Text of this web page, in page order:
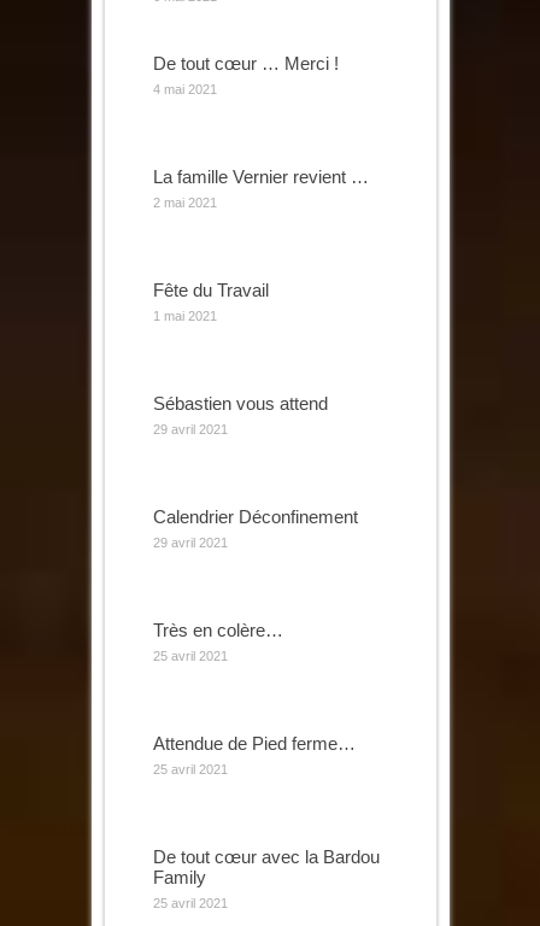
De tout cœur … Merci !
4 mai 2021
La famille Vernier revient …
2 mai 2021
Fête du Travail
1 mai 2021
Sébastien vous attend
29 avril 2021
Calendrier Déconfinement
29 avril 2021
Très en colère…
25 avril 2021
Attendue de Pied ferme…
25 avril 2021
De tout cœur avec la Bardou
Family
25 avril 2021